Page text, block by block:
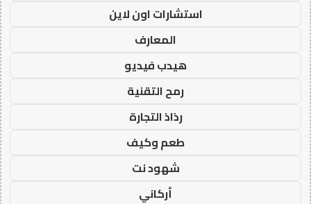
استشارات اون لاين
المعارف
هيدب فيديو
رمح التقنية
رذاذ التجارة
طعم وكيف
شهود نت
أركاني